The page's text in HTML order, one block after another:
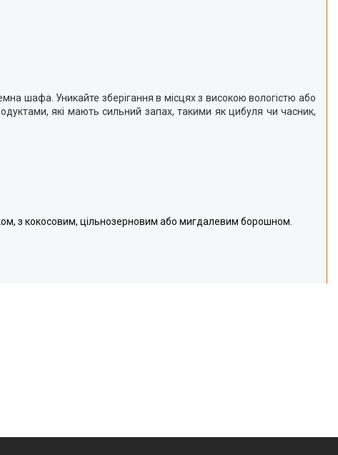
шафа. Уникайте зберігання в місцях з високою вологістю або
які мають сильний запах, такими як цибуля чи часник,
з кокосовим, цільнозерновим або мигдалевим борошном.